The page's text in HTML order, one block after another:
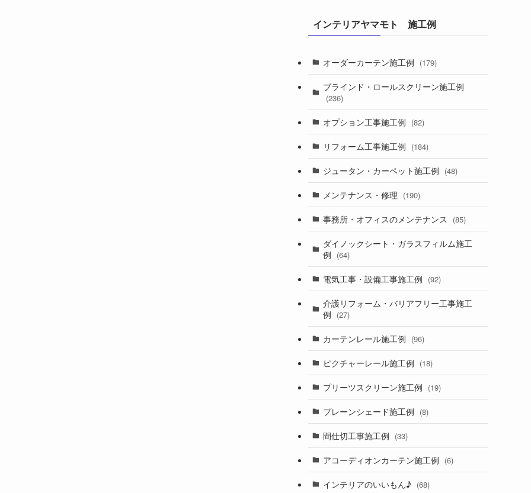
インテリアヤマモト 施工例
オーダーカーテン施工例 (179)
ブラインド・ロールスクリーン施工例
(236)
オプション工事施工例 (82)
リフォーム工事施工例 (184)
ジュータン・カーペット施工例 (48)
メンテナンス・修理 (190)
事務所・オフィスのメンテナンス (85)
ダイノックシート・ガラスフィルム施工
例 (64)
電気工事・設備工事施工例 (92)
介護リフォーム・バリアフリー工事施工
例 (27)
カーテンレール施工例 (96)
ピクチャーレール施工例 (18)
プリーツスクリーン施工例 (19)
プレーンシェード施工例 (8)
間仕切工事施工例 (33)
アコーディオンカーテン施工例 (6)
インテリアのいいもん♪ (68)